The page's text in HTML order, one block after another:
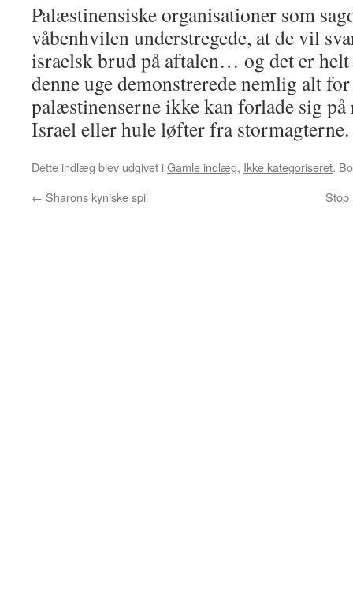
Palæstinensiske organisationer som
våbenhvilen understregede, at de vil
israelsk brud på aftalen… og det er
denne uge demonstrerede nemlig alt
palæstinenserne ikke kan forlade sig
Israel eller hule løfter fra stormagterne.
Dette indlæg blev udgivet iGamle indlæg, Ikke kategoriseret.
← Sharons kyniske spil Stop